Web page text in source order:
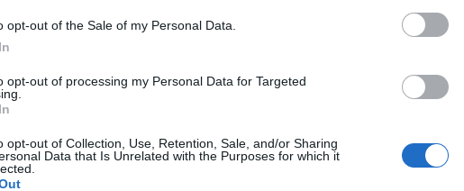
opt-out of the Sale of my Personal Data.
opt-out of processing my Personal Data for Targeted
opt-out of Collection, Use, Retention, Sale, and/or Sharing
Data that Is Unrelated with the Purposes for which it
21/04/2023 - 11:22πμ